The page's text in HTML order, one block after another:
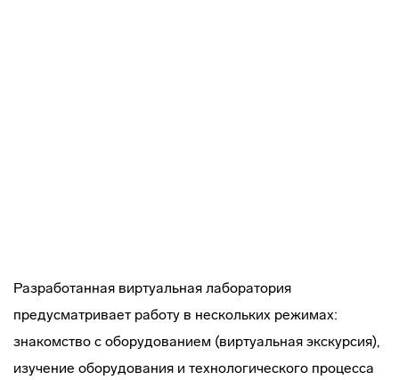
Разработанная виртуальная лаборатория
предусматривает работу в нескольких режимах:
знакомство с оборудованием (виртуальная экскурсия),
изучение оборудования и технологического процесса